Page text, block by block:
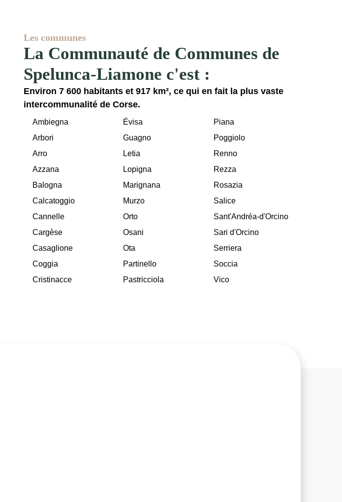
Les communes
La Communauté de Communes de
Spelunca-Liamone c'est :
Environ 7 600 habitants et 917 km², ce qui en fait la plus vaste
intercommunalité de Corse.
Ambiegna
Arbori
Arro
Azzana
Balogna
Calcatoggio
Cannelle
Cargèse
Casaglione
Coggia
Cristinacce
Évisa
Guagno
Letia
Lopigna
Marignana
Murzo
Orto
Osani
Ota
Partinello
Pastricciola
Piana
Poggiolo
Renno
Rezza
Rosazia
Salice
Sant'Andréa-d'Orcino
Sari d'Orcino
Serriera
Soccia
Vico